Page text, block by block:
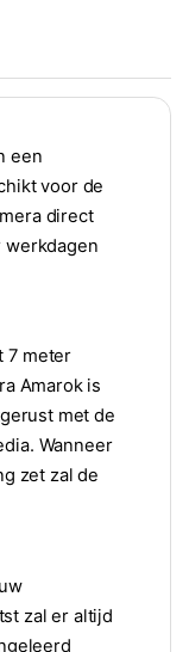
een
voor de
direct
werkdagen
7 meter
Amarok is
met de
Wanneer
zet zal de
zal er altijd